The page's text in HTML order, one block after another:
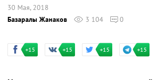
30 Мая, 2018
Базаралы Жанаков
3 104 0
+15 +15 +15 +15